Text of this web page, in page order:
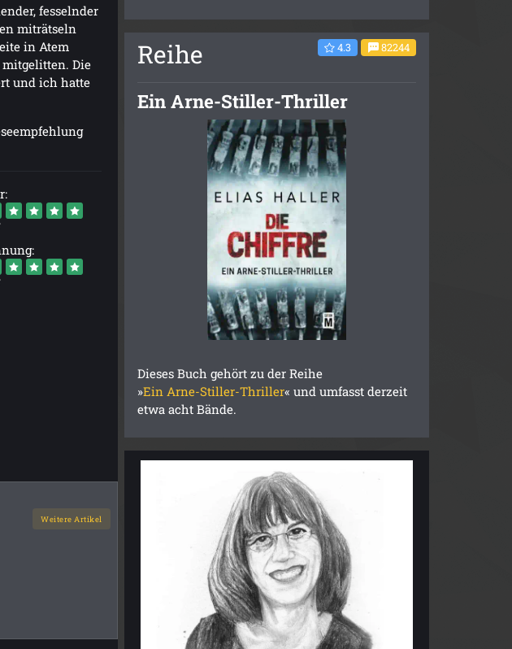
fesselnder
miträtseln
in Atem
Die
und ich hatte
Weitere Artikel
Reihe 4.3 82244
Ein Arne-Stiller-Thriller
Dieses Buch gehört zu der Reihe
»Ein Arne-Stiller-Thriller« und umfasst derzeit
etwa acht Bände.